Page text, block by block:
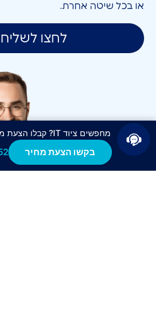
או בכל שיטה אחרת.
לחצו
מחפשים ציוד IT? קבלו הצעת מחיר תוך 24 שעות!
בקשו הצעת מחיר